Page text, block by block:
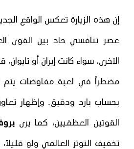
إن هذه الزيارة تعكس الواقع
عصر تنافسي حاد بين القوى
الأخرى، سواء كانت إيران أو
مضطراً في لعبة مفاوضات يتم
بحساب بارد ودقيق. وإظهار
القوتين العظمَيين، كما يرى
تخفيف التوتر العالمي ولو